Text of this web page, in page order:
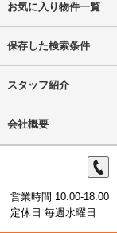
お気に入り物件一覧
保存した検索条件
スタッフ紹介
会社概要
営業時間 10:00-18:00
定休日 毎週水曜日